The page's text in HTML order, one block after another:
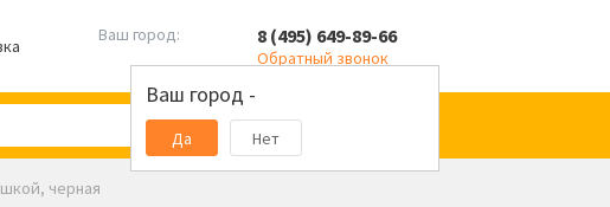
Ваш город:
Ваш город -
Да Нет
8 (495) 649-89-66
Обратный звонок
черная